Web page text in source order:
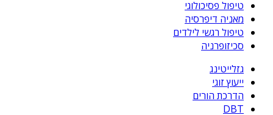
טיפול פסיכולוגי
מאניה דיפרסיה
טיפול רגשי לילדים
סכיזופרניה
גזלייטינג
ייעוץ זוגי
הדרכת הורים
DBT